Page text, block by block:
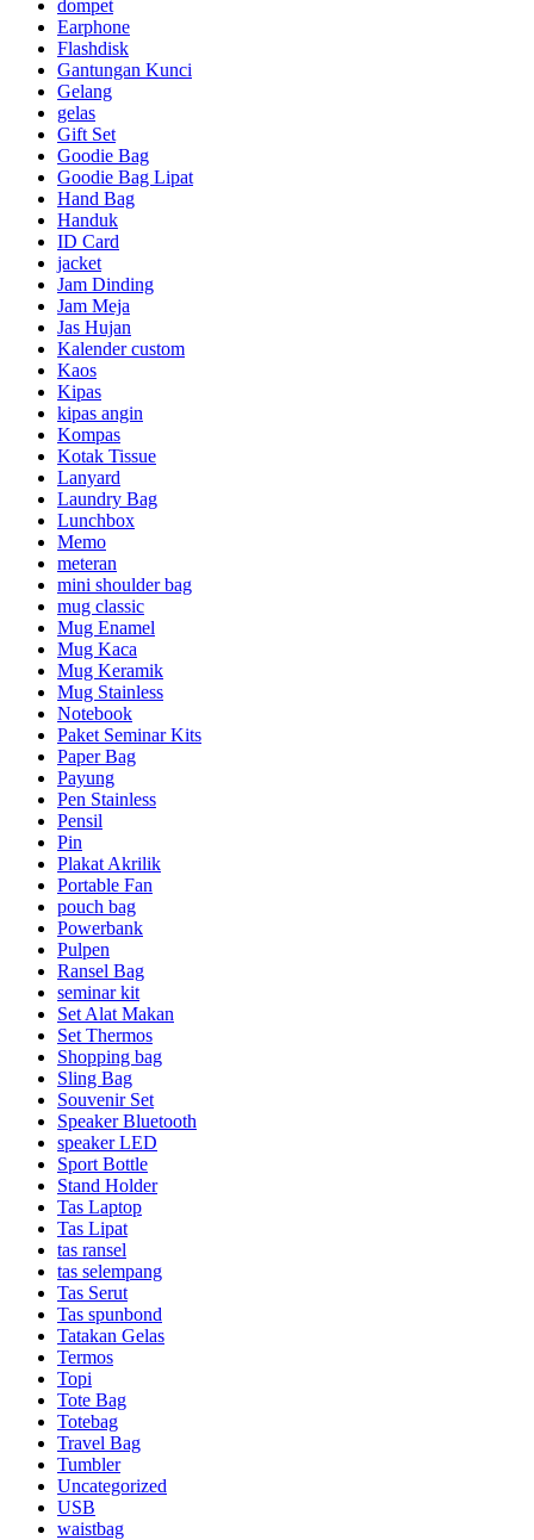
dompet
Earphone
Flashdisk
Gantungan Kunci
Gelang
gelas
Gift Set
Goodie Bag
Goodie Bag Lipat
Hand Bag
Handuk
ID Card
jacket
Jam Dinding
Jam Meja
Jas Hujan
Kalender custom
Kaos
Kipas
kipas angin
Kompas
Kotak Tissue
Lanyard
Laundry Bag
Lunchbox
Memo
meteran
mini shoulder bag
mug classic
Mug Enamel
Mug Kaca
Mug Keramik
Mug Stainless
Notebook
Paket Seminar Kits
Paper Bag
Payung
Pen Stainless
Pensil
Pin
Plakat Akrilik
Portable Fan
pouch bag
Powerbank
Pulpen
Ransel Bag
seminar kit
Set Alat Makan
Set Thermos
Shopping bag
Sling Bag
Souvenir Set
Speaker Bluetooth
speaker LED
Sport Bottle
Stand Holder
Tas Laptop
Tas Lipat
tas ransel
tas selempang
Tas Serut
Tas spunbond
Tatakan Gelas
Termos
Topi
Tote Bag
Totebag
Travel Bag
Tumbler
Uncategorized
USB
waistbag